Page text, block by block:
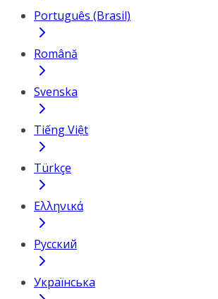
Português (Brasil)
Română
Svenska
Tiếng Việt
Türkçe
Ελληνικά
Русский
Українська